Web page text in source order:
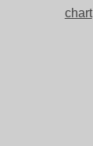
chart